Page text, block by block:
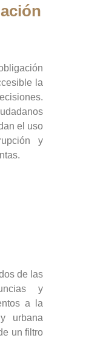
la
el uso
y
de las
y
a la
urbana
un filtro